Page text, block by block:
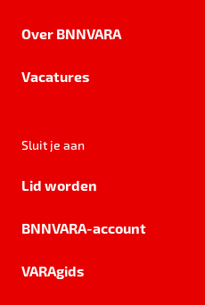
Over BNNVARA
Vacatures
Sluit je aan
Lid worden
BNNVARA-account
VARAgids